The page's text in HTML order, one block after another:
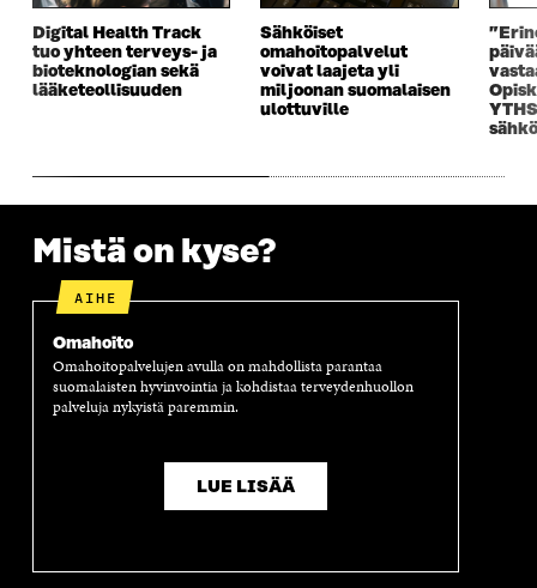
S
A
I
K
K
S
A
I
K
K
U
A
S
I
S
S
S
A
I
K
S
Digital Health Track
tuo yhteen terveys- ja
bioteknologian sekä
lääketeollisuuden
Sähköiset
omahoitopalvelut
voivat laajeta yli
miljoonan suomalaisen
ulottuville
Mistä on kyse?
AIHE
Omahoito
Omahoitopalvelujen avulla on mahdollista parantaa
suomalaisten hyvinvointia ja kohdistaa terveydenhuollon
palveluja nykyistä paremmin.
LUE LISÄÄ